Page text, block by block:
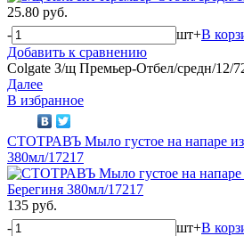
25.80 руб.
-
шт+В
Добавить к сравнению
Colgate З/щ Премьер-Отбел/средн/12/
Далее
В избранное
СТОТРАВЪ Мыло густое на напаре из
380мл/17217
135 руб.
-
шт+В